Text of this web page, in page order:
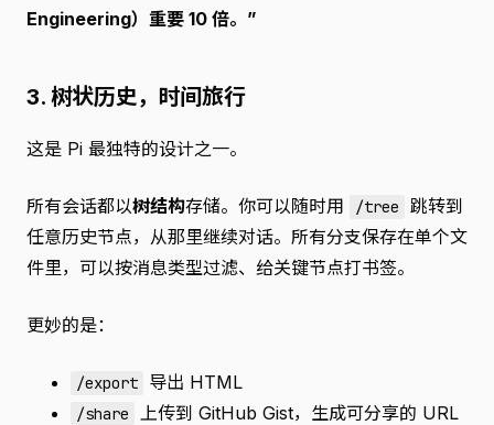
Engineering）重要 10 倍。”
3. 树状历史，时间旅行
这是 Pi 最独特的设计之一。
所有会话都以树结构存储。你可以随时用 /tree
跳转到
任意历史节点，从那里继续对话。所有分支保存在单个文
件里，可以按消息类型过滤、给关键节点打书签。
更妙的是：
/export 导出 HTML
/share 上传到 GitHub Gist，生成可分享的 URL